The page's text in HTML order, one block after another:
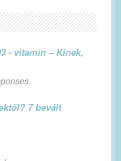
- vitamin – Kinek,
7 bevált